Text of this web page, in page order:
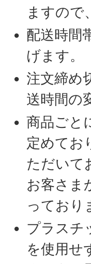
ますので
配送時間
げます。
注文締め
送時間の
商品ごと
定めてお
ただいて
お客さま
っており
プラスチ
を使用せ